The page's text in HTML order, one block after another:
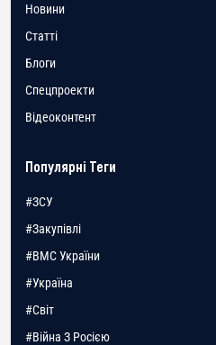
Новини
Статті
Блоги
Спецпроекти
Відеоконтент
Популярні Теги
#ЗСУ
#Закупівлі
#ВМС України
#Україна
#Світ
#Війна З Росією